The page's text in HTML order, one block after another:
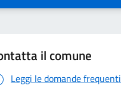
il comune
Leggi le domande frequenti